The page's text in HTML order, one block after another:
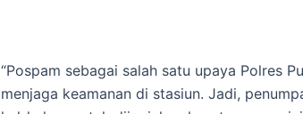
“Pospam sebagai salah satu upaya Polres
menjaga keamanan di stasiun. Jadi,